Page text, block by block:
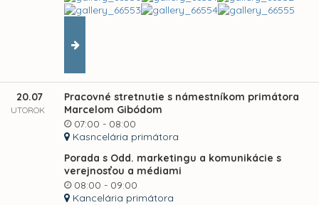
20.07
UTOROK
Pracovné stretnutie s námestníkom primátora
Marcelom Gibódom
07:00 - 08:00
Kasncelária primátora
Porada s Odd. marketingu a komunikácie s
verejnosťou a médiami
08:00 - 09:00
Kancelária primátora